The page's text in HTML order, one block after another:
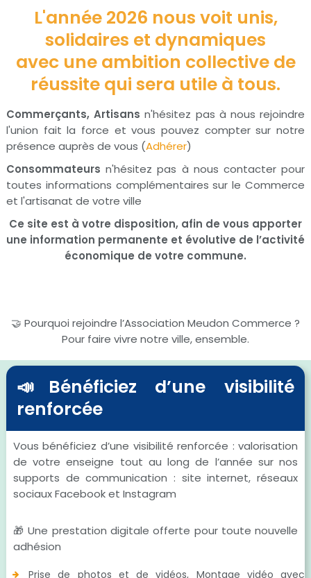
L'année 2026 nous voit unis,
solidaires et dynamiques
avec une ambition collective de
réussite qui sera utile à tous.
Commerçants, Artisans n'hésitez pas à nous rejoindre
l'union fait la force et vous pouvez compter sur notre
présence auprès de vous (Adhérer)
Consommateurs n'hésitez pas à nous contacter pour
toutes informations complémentaires sur le Commerce
et l'artisanat de votre ville
Ce site est à votre disposition, afin de vous apporter
une information permanente et évolutive de l’activité
économique de votre commune.
🤝 Pourquoi rejoindre l’Association Meudon Commerce ?
Pour faire vivre notre ville, ensemble.
📣Bénéficiez d’une visibilité
renforcée
Vous bénéficiez d’une visibilité renforcée : valorisation
de votre enseigne tout au long de l’année sur nos
supports de communication : site internet, réseaux
sociaux Facebook et Instagram
🎁 Une prestation digitale offerte pour toute nouvelle
adhésion
Prise de photos et de vidéos, Montage vidéo avec